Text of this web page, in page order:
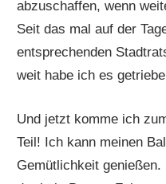
abzuschaffen, wenn
Seit das mal auf der
entsprechenden
weit habe ich es
Und jetzt komme ich
Teil! Ich kann meinen
Gemütlichkeit